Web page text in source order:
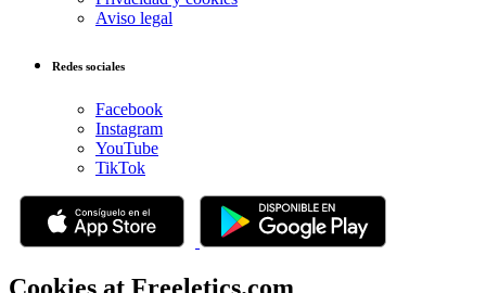
Aviso legal
Redes sociales
Facebook
Instagram
YouTube
TikTok